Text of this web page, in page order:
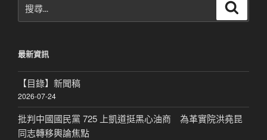
尋
字:
最新資訊
【目錄】新聞稿
2026-07-24
批判中國國民黨 725 上凱道挺黑心油商 為革實院洪堯昆
同志轉移輿論焦點